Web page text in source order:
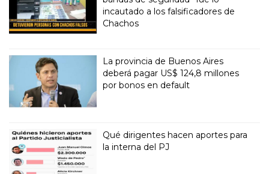
incautado a los falsificadores de
Chachos
La provincia de Buenos Aires
deberá pagar US$ 124,8 millones
por bonos en default
Qué dirigentes hacen aportes para
la interna del PJ